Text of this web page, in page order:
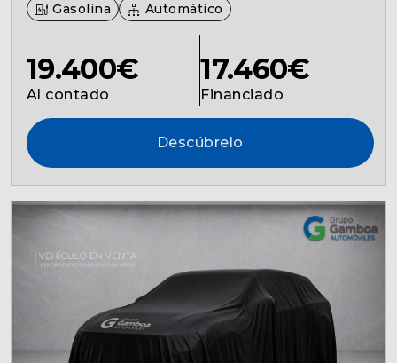
Gasolina Automático
19.400€
Al contado
17.460€
Financiado
Descúbrelo